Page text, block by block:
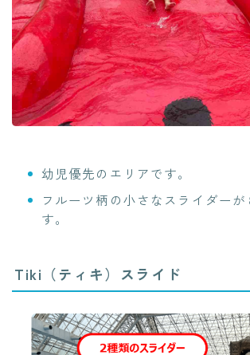
幼児優先のエリアです。
フルーツ柄の小さなスライダーが
す。
Tiki（ティキ）スライド